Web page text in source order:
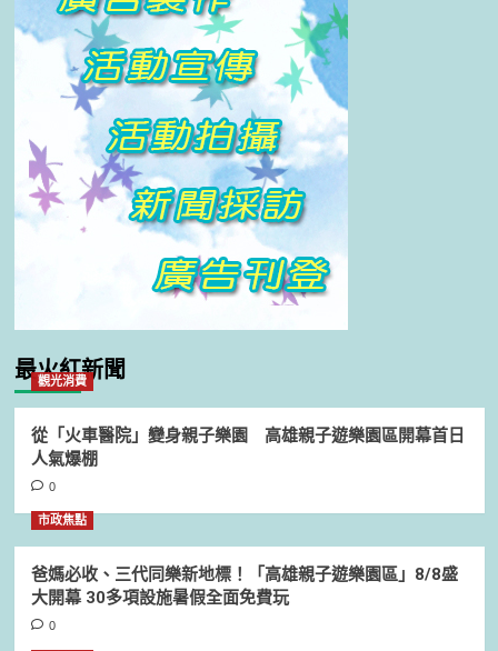
最火紅新聞
觀光消費
從「火車醫院」變身親子樂園 高雄親子遊樂園區開幕首日
人氣爆棚
0
市政焦點
爸媽必收、三代同樂新地標！「高雄親子遊樂園區」8/8盛
大開幕 30多項設施暑假全面免費玩
0